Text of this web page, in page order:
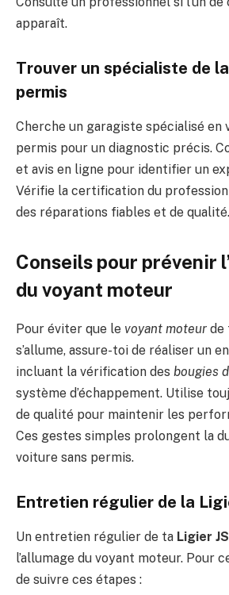
apparaît.
Trouver un spécialiste de
permis
Cherche un garagiste spécialisé en
permis pour un diagnostic précis.
et avis en ligne pour identifier un
Vérifie la certification du
des réparations fiables et de qualité.
Conseils pour prévenir
du voyant moteur
Pour éviter que le voyant moteur de
s’allume, assure-toi de réaliser un
incluant la vérification des bougies
système d’échappement. Utilise
de qualité pour maintenir les
Ces gestes simples prolongent la
voiture sans permis.
Entretien régulier de la
Un entretien régulier de ta Ligier
l’allumage du voyant moteur. Pour
de suivre ces étapes :